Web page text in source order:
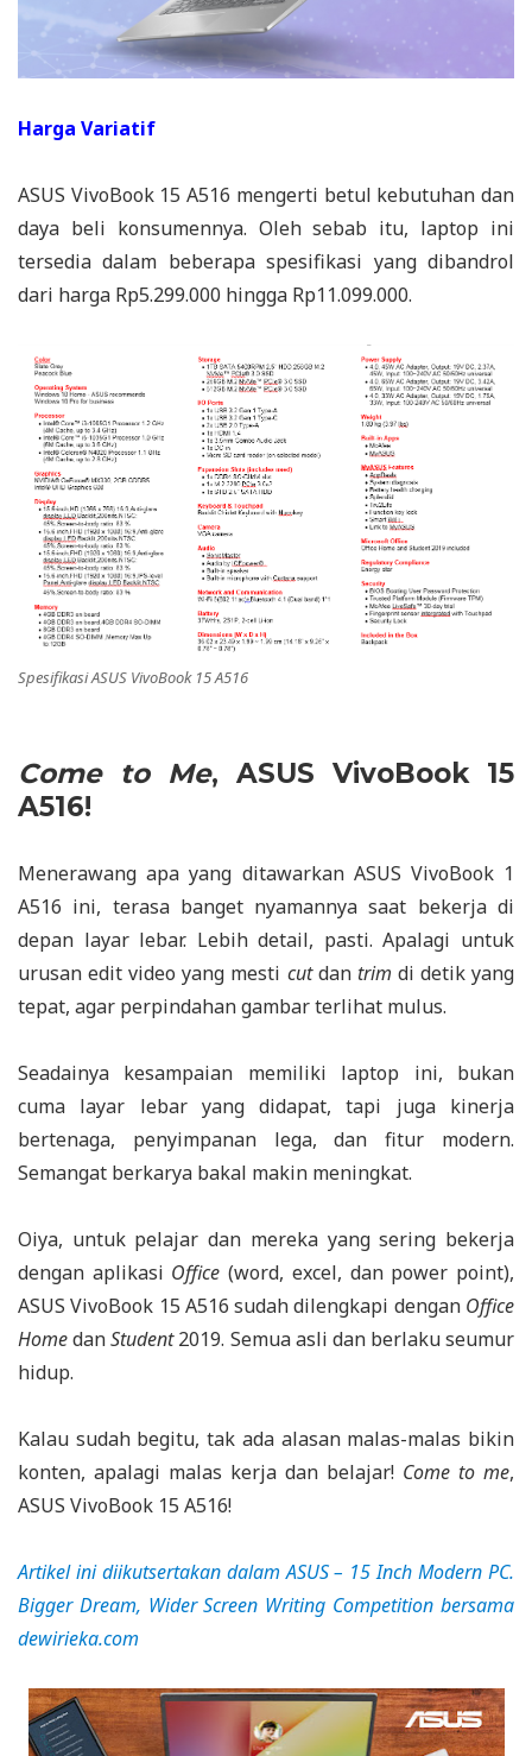
Harga Variatif
ASUS VivoBook 15 A516 mengerti betul kebutuhan dan
daya beli konsumennya. Oleh sebab itu, laptop ini
tersedia dalam beberapa spesifikasi yang dibandrol
dari harga Rp5.299.000 hingga Rp11.099.000.
Spesifikasi ASUS VivoBook 15 A516
Come to Me, ASUS VivoBook 15
A516!
Menerawang apa yang ditawarkan ASUS VivoBook 1
A516 ini, terasa banget nyamannya saat bekerja di
depan layar lebar. Lebih detail, pasti. Apalagi untuk
urusan edit video yang mesti cutdan trim di detik yang
tepat, agar perpindahan gambar terlihat mulus.
Seadainya kesampaian memiliki laptop ini, bukan
cuma layar lebar yang didapat, tapi juga kinerja
bertenaga, penyimpanan lega, dan fitur modern.
Semangat berkarya bakal makin meningkat.
Oiya, untuk pelajar dan mereka yang sering bekerja
dengan aplikasi Office (word, excel, dan power point),
ASUS VivoBook 15 A516 sudah dilengkapi dengan Office
HomedanStudent2019. Semua asli dan berlaku seumur
hidup.
Kalau sudah begitu, tak ada alasan malas-malas bikin
konten, apalagi malas kerja dan belajar! Come to me,
ASUS VivoBook 15 A516!
Artikel ini diikutsertakan dalam ASUS – 15 Inch Modern PC.
Bigger Dream, Wider Screen Writing Competition bersama
dewirieka.com